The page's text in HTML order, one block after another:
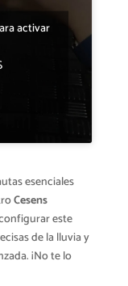
activar
esenciales
Cesens
este
de la lluvia y
¡No te lo